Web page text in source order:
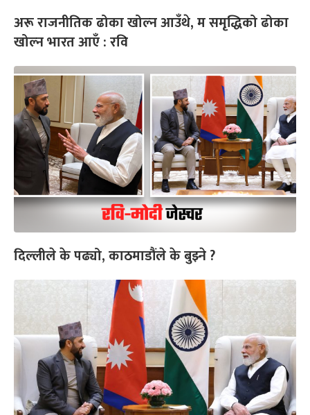
अरू राजनीतिक ढोका खोल्न आउँथे, म समृद्धिको ढोका
खोल्न भारत आएँ : रवि
दिल्लीले के पढ्यो, काठमाडौंले के बुझ्ने ?